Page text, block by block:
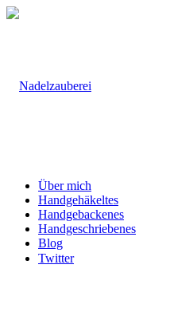
Twitter
Über mich
Handgehäkeltes
Handgebackenes
Handgeschriebenes
Blog